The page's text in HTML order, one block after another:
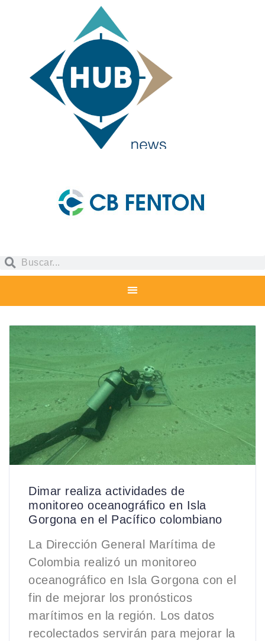
Dimar realiza actividades de
monitoreo oceanográfico en Isla
Gorgona en el Pacífico colombiano
La Dirección General Marítima de
Colombia realizó un monitoreo
oceanográfico en Isla Gorgona con el
fin de mejorar los pronósticos
marítimos en la región. Los datos
recolectados servirán para mejorar la